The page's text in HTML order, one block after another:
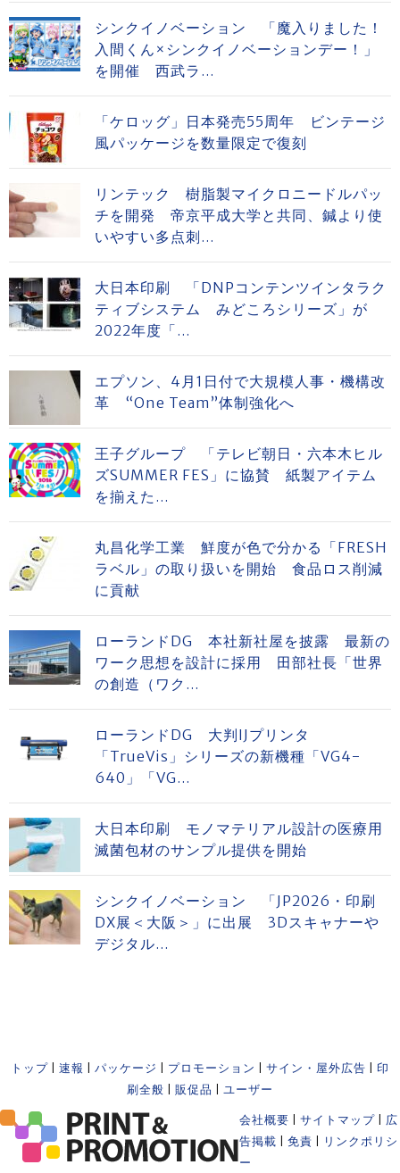
シンクイノベーション 「魔入りました！
入間くん×シンクイノベーションデー！」
を開催 西武ラ...
「ケロッグ」日本発売55周年 ビンテージ
風パッケージを数量限定で復刻
リンテック 樹脂製マイクロニードルパッ
チを開発 帝京平成大学と共同、鍼より使
いやすい多点刺...
大日本印刷 「DNPコンテンツインタラク
ティブシステム みどころシリーズ」が
2022年度「...
エプソン、4月1日付で大規模人事・機構改
革 “One Team”体制強化へ
王子グループ 「テレビ朝日・六本木ヒル
ズSUMMER FES」に協賛 紙製アイテム
を揃えた...
丸昌化学工業 鮮度が色で分かる「FRESH
ラベル」の取り扱いを開始 食品ロス削減
に貢献
ローランドDG 本社新社屋を披露 最新の
ワーク思想を設計に採用 田部社長「世界
の創造（ワク...
ローランドDG 大判IJプリンタ
「TrueVis」シリーズの新機種「VG4-
640」「VG...
大日本印刷 モノマテリアル設計の医療用
滅菌包材のサンプル提供を開始
シンクイノベーション 「JP2026・印刷
DX展＜大阪＞」に出展 3Dスキャナーや
デジタル...
トップ 速報 パッケージ プロモーション サイン・屋外広告
印
刷全般
販促品 ユーザー
会社概要 サイトマップ
広
告掲載
免責
リンクポリシ
ー